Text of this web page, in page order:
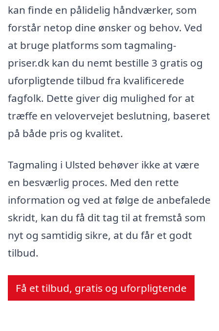
kan finde en pålidelig håndværker, som
forstår netop dine ønsker og behov. Ved
at bruge platforms som tagmaling-
priser.dk kan du nemt bestille 3 gratis og
uforpligtende tilbud fra kvalificerede
fagfolk. Dette giver dig mulighed for at
træffe en velovervejet beslutning, baseret
på både pris og kvalitet.
Tagmaling i Ulsted behøver ikke at være
en besværlig proces. Med den rette
information og ved at følge de anbefalede
skridt, kan du få dit tag til at fremstå som
nyt og samtidig sikre, at du får et godt
tilbud.
Få et tilbud, gratis og uforpligtende